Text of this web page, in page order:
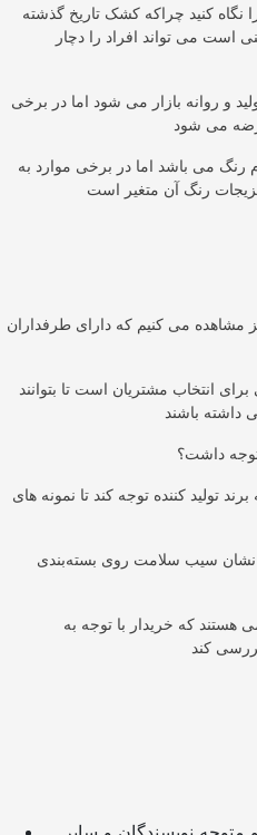
نگاه کنید چراکه کشک تاریخ گذشته
است می تواند افراد را دچار
و روانه بازار می شود اما در برخی
می باشد اما در برخی موارد به
مشاهده می کنیم که دارای طرفداران
انتخاب مشتریان است تا بتوانند
داشت؟
تولید کننده توجه کند تا نمونه های
نشان سیب سلامت روی بسته‌بندی
هستند که خریدار با توجه به